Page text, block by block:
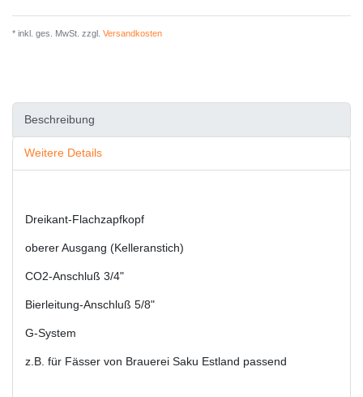
* inkl. ges. MwSt. zzgl. Versandkosten
Beschreibung
Weitere Details
Dreikant-Flachzapfkopf
oberer Ausgang (Kelleranstich)
CO2-Anschluß 3/4"
Bierleitung-Anschluß 5/8"
G-System
z.B. für Fässer von Brauerei Saku Estland passend